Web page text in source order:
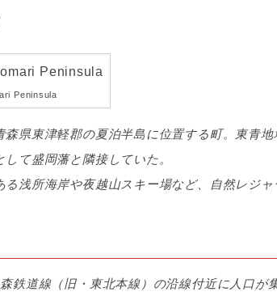
Peninsula
県東津軽郡の夏泊半島に位置する町。東青地
て盛岡藩と隣接していた。
浅所海岸や夜越山スキー場など、自然レジャ
鉄道線（旧・東北本線）の沿線付近に人口が